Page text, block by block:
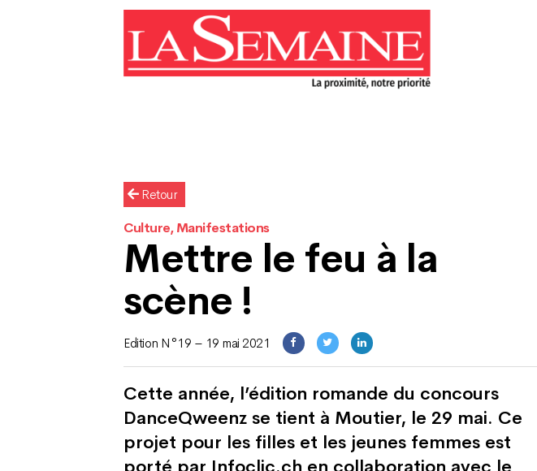
Retour
Culture, Manifestations
Mettre le feu à la
scène !
Edition N°19 – 19 mai 2021
Cette année, l’édition romande du concours
DanceQweenz se tient à Moutier, le 29 mai. Ce
projet pour les filles et les jeunes femmes est